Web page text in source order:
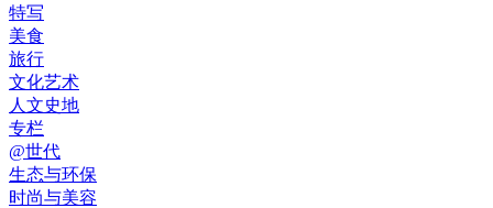
特写
美食
旅行
文化艺术
人文史地
专栏
@世代
生态与环保
时尚与美容